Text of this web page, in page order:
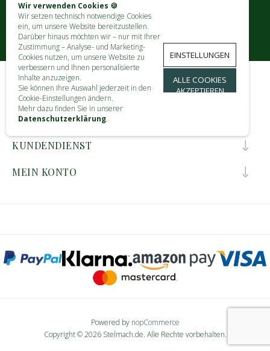
Wir verwenden Cookies 🍪
Wir setzen technisch notwendige Cookies
ein, um unsere Website bereitzustellen.
Darüber hinaus möchten wir – nur mit Ihrer
Zustimmung – Analyse- und Marketing-
Cookies nutzen, um unsere Website zu
verbessern und Ihnen personalisierte
Inhalte anzuzeigen.
Sie können Ihre Auswahl jederzeit in den
Cookie-Einstellungen ändern.
Mehr dazu finden Sie in unserer
Datenschutzerklärung.
EINSTELLUNGEN
ALLE COOKIES
AKZEPTIEREN
KONTAKT
INFORMATIONEN
KUNDENDIENST
MEIN KONTO
Powered by nopCommerce
Copyright © 2026 Stelmach.de. Alle Rechte vorbehalten.